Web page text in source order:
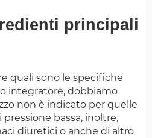
principali
quali sono le specifiche
integratore, dobbiamo
non è indicato per quelle
bassa, inoltre,
diuretici o anche di altro